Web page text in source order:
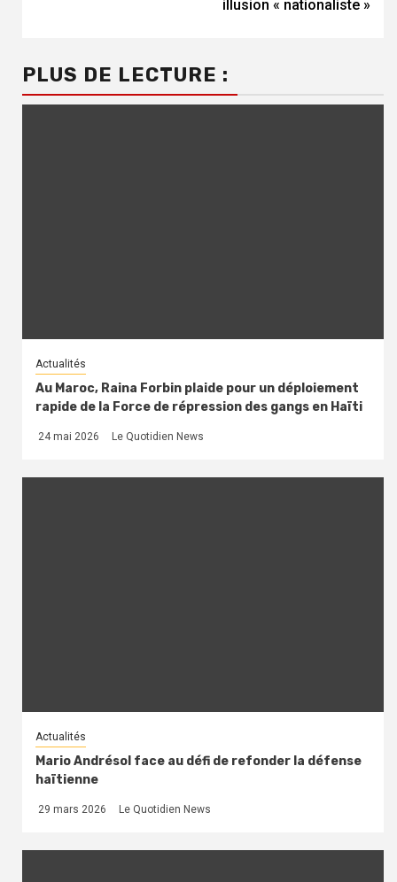
illusion « nationaliste »
PLUS DE LECTURE :
Actualités
Au Maroc, Raina Forbin plaide pour un déploiement
rapide de la Force de répression des gangs en Haïti
24 mai 2026 Le Quotidien News
Actualités
Mario Andrésol face au défi de refonder la défense
haïtienne
29 mars 2026 Le Quotidien News